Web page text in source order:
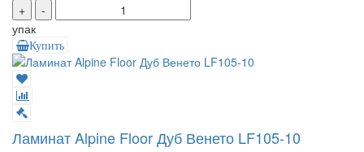
+
-
упак
Купить
Ламинат Alpine Floor Дуб Венето LF105-10